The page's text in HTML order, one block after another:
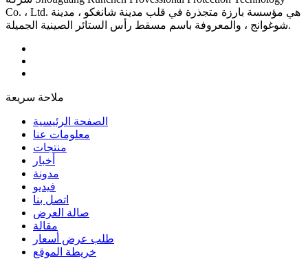
Co. ، Ltd. هي مؤسسة بارزة متجذرة في قلب مدينة شانغكو ، مدينة
شوغوانج ، والمعروفة باسم مسقط رأس الستائر الصينية الجميلة.
ملاحة سريعة
الصفحة الرئيسية
معلومات عنا
منتجات
أخبار
مدونة
فيديو
اتصل بنا
صالة العرض
مقالة
طلب عرض أسعار
خريطة الموقع